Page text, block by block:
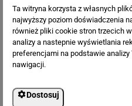
Ta witryna korzysta z własnych
najwyższy poziom doświadczenia
również pliki cookie stron trzecich
analizy a nastepnie wyświetlania
preferencjami na podstawie
nawigacji.
Dostosuj